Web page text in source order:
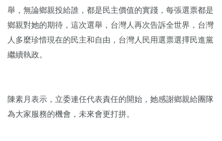
舉，無論鄉親投給誰，都是民主價值的實踐，每張選票都是
鄉親對她的期待，這次選舉，台灣人再次告訴全世界，台灣
人多麼珍惜現在的民主和自由，台灣人民用選票選擇民進黨
繼續執政。
陳素月表示，立委連任代表責任的開始，她感謝鄉親給團隊
為大家服務的機會，未來會更打拼。